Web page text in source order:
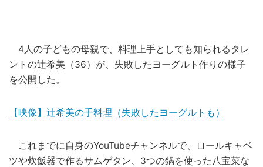
4人の子どもの母親で、料理上手としても知られるタレ
ントの辻希美 （36）が、失敗したヨーグルト作りの様子
を公開した。
【映像】辻希美の手料理（失敗したヨーグルトも）
これまでに自身のYouTubeチャンネルで、ロールキャベ
ツや炊飯器で作るサムゲタン、3つの鍋を使った八宝菜な